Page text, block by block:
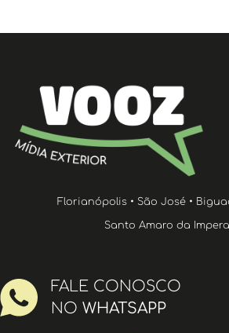
Florianópolis • São José •
Santo Amaro da
FALE CONOSCO
NO WHATSAPP